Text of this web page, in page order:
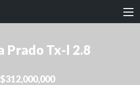
Prado Tx-l 2.8
$312,000,000